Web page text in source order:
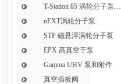
nEXT涡轮分子泵
STP 磁悬浮涡轮分子泵
EPX 高真空干泵
Gamma UHV 泵和附件
真空插板阀